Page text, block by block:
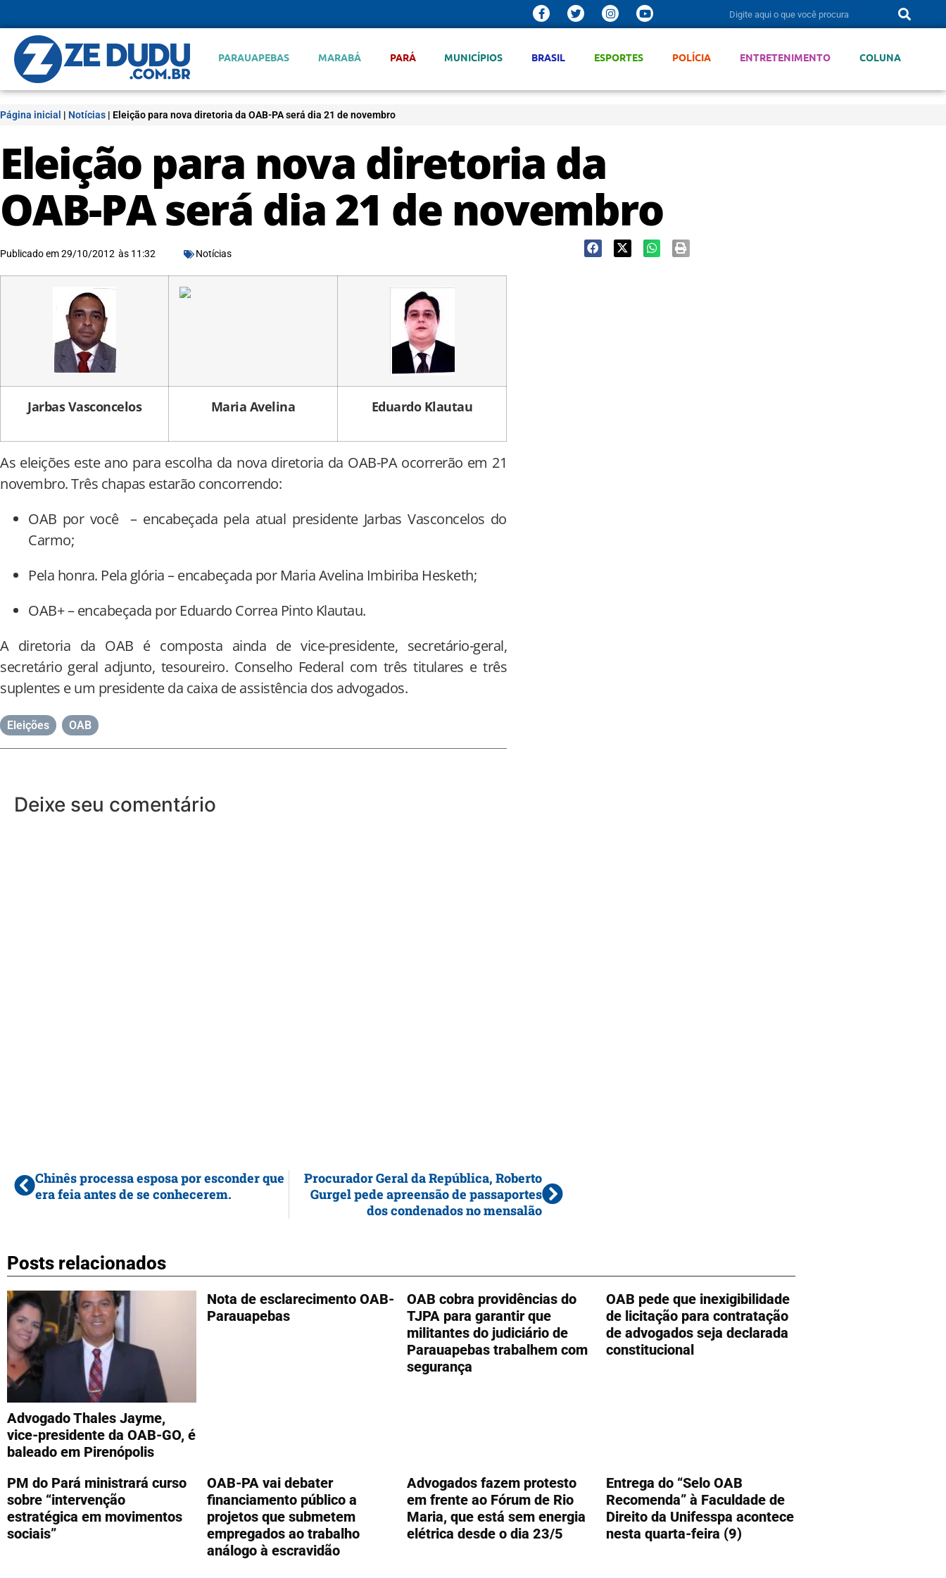
PARAUAPEBAS MARABÁ PARÁ MUNICÍPIOS BRASIL ESPORTES POLÍCIA ENTRETENIMENTO COLUNA
Página inicial | Notícias | Eleição para nova diretoria da OAB-PA será dia 21 de novembro
Eleição para nova diretoria da
OAB-PA será dia 21 de novembro
Publicado em29/10/2012 às 11:32 Notícias
Jarbas Vasconcelos Maria Avelina Eduardo Klautau
As eleições este ano para escolha da nova diretoria da OAB-PA ocorrerão em 21
novembro. Três chapas estarão concorrendo:
OAB por você – encabeçada pela atual presidente Jarbas Vasconcelos do
Carmo;
Pela honra. Pela glória – encabeçada por Maria Avelina Imbiriba Hesketh;
OAB+ – encabeçada por Eduardo Correa Pinto Klautau.
A diretoria da OAB é composta ainda de vice-presidente, secretário-geral,
secretário geral adjunto, tesoureiro. Conselho Federal com três titulares e três
suplentes e um presidente da caixa de assistência dos advogados.
Eleições OAB
Deixe seu comentário
Chinês processa esposa por esconder que
era feia antes de se conhecerem.
Procurador Geral da República, Roberto
Gurgel pede apreensão de passaportes
dos condenados no mensalão
Posts relacionados
Advogado Thales Jayme,
vice-presidente da OAB-GO, é
baleado em Pirenópolis
Nota de esclarecimento OAB-
Parauapebas
OAB cobra providências do
TJPA para garantir que
militantes do judiciário de
Parauapebas trabalhem com
segurança
OAB pede que inexigibilidade
de licitação para contratação
de advogados seja declarada
constitucional
PM do Pará ministrará curso
sobre “intervenção
estratégica em movimentos
sociais”
OAB-PA vai debater
financiamento público a
projetos que submetem
empregados ao trabalho
análogo à escravidão
Advogados fazem protesto
em frente ao Fórum de Rio
Maria, que está sem energia
elétrica desde o dia 23/5
Entrega do “Selo OAB
Recomenda” à Faculdade de
Direito da Unifesspa acontece
nesta quarta-feira (9)